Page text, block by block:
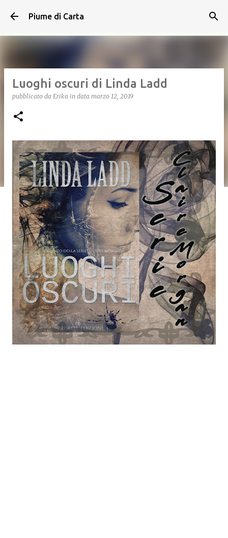
Passa ai contenuti principali
Piume di Carta
Luoghi oscuri di Linda Ladd
pubblicato da Erika in data marzo 12, 2019